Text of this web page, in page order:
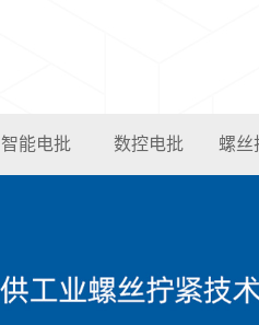
智能电批 数控电批 螺丝